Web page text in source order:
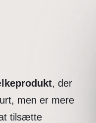
, der
men er mere
tilsætte